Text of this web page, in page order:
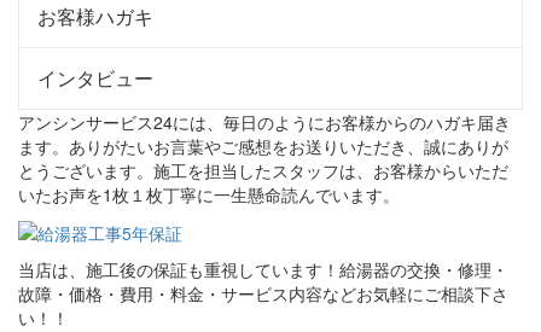
お客様ハガキ
インタビュー
アンシンサービス24には、毎日のようにお客様からのハガキ届き
ます。ありがたいお言葉やご感想をお送りいただき、誠にありが
とうございます。施工を担当したスタッフは、お客様からいただ
いたお声を1枚１枚丁寧に一生懸命読んでいます。
当店は、施工後の保証も重視しています！給湯器の交換・修理・
故障・価格・費用・料金・サービス内容などお気軽にご相談下さ
い！！